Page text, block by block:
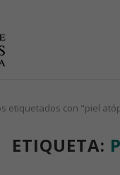
etiquetados con "piel
ETIQUETA: